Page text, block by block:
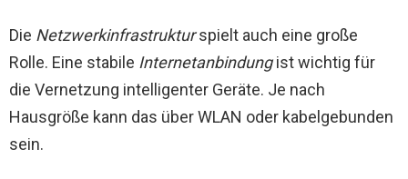
Die Netzwerkinfrastrukturspielt auch eine große
Rolle. Eine stabile Internetanbindungist wichtig für
die Vernetzung intelligenter Geräte. Je nach
Hausgröße kann das über WLAN oder kabelgebunden
sein.